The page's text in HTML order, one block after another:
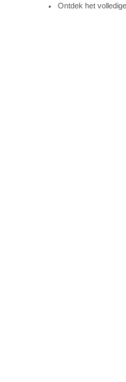
Ontdek het